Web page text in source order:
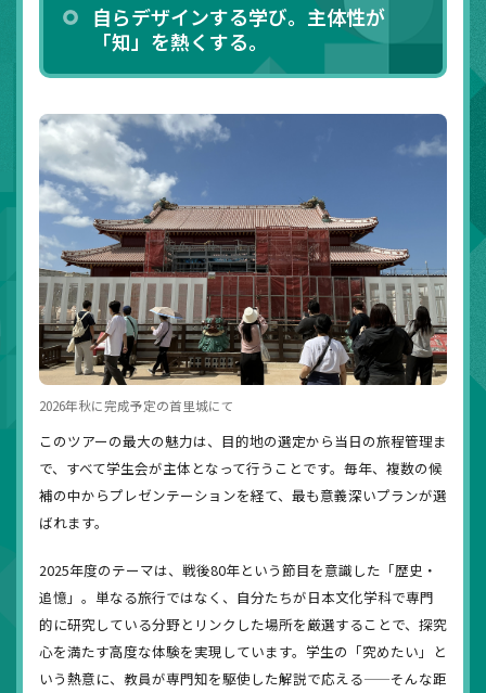
自らデザインする学び。主体性が
「知」を熱くする。
2026年秋に完成予定の首里城にて
このツアーの最大の魅力は、目的地の選定から当日の旅程管理ま
で、すべて学生会が主体となって行うことです。毎年、複数の候
補の中からプレゼンテーションを経て、最も意義深いプランが選
ばれます。
2025年度のテーマは、戦後80年という節目を意識した「歴史・
追憶」。単なる旅行ではなく、自分たちが日本文化学科で専門
的に研究している分野とリンクした場所を厳選することで、探究
心を満たす高度な体験を実現しています。学生の「究めたい」と
いう熱意に、教員が専門知を駆使した解説で応える——そんな距